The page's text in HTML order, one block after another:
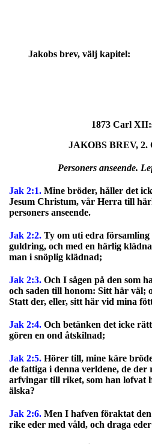
Jakobs brev, välj kapitel:
1873 Carl
JAKOBS BREV,
Personers anseende.
Jak 2:1. Mine bröder, håller det
Jesum Christum, vår Herra till
personers anseende.
Jak 2:2. Ty om uti edra församling
guldring, och med en härlig
man i snöplig klädnad;
Jak 2:3. Och I sågen på den som
och saden till honom: Sitt här väl;
Statt der, eller, sitt här vid mina
Jak 2:4. Och betänken det icke
gören en ond åtskilnad;
Jak 2:5. Hörer till, mine käre
de fattiga i denna verldene, de
arfvingar till riket, som han lofvat
älska?
Jak 2:6. Men I hafven föraktat
rike eder med våld, och draga